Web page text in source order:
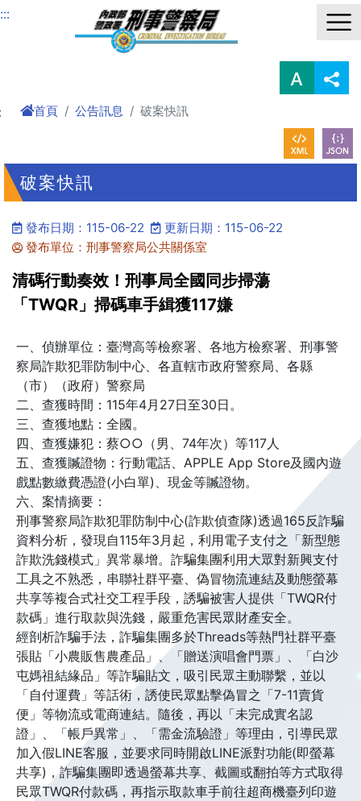
進入內容區塊
:::
首頁 公告訊息 破案快訊
破案快訊
發布日期：115-06-22
更新日期：115-06-22
發布單位：刑事警察局公共關係室
清碼行動奏效！刑事局全國同步掃蕩
「TWQR」掃碼車手緝獲117嫌
一、偵辦單位：臺灣高等檢察署、各地方檢察署、刑事警
察局詐欺犯罪防制中心、各直轄市政府警察局、各縣
（市）（政府）警察局
二、查獲時間：115年4月27日至30日。
三、查獲地點：全國。
四、查獲嫌犯：蔡○○（男、74年次）等117人
五、查獲贓證物：行動電話、APPLE App Store及國內遊
戲點數繳費憑證(小白單)、現金等贓證物。
六、案情摘要：
刑事警察局詐欺犯罪防制中心(詐欺偵查隊)透過165反詐騙
資料分析，發現自115年3月起，利用電子支付之「新型態
詐欺洗錢模式」異常暴增。詐騙集團利用大眾對新興支付
工具之不熟悉，串聯社群平臺、偽冒物流連結及動態螢幕
共享等複合式社交工程手段，誘騙被害人提供「TWQR付
款碼」進行取款與洗錢，嚴重危害民眾財產安全。
經剖析詐騙手法，詐騙集團多於Threads等熱門社群平臺
張貼「小農販售農產品」、「贈送演唱會門票」、「白沙
屯媽祖結緣品」等詐騙貼文，吸引民眾主動聯繫，並以
「自付運費」等話術，誘使民眾點擊偽冒之「7-11賣貨
便」等物流或電商連結。隨後，再以「未完成實名認
證」、「帳戶異常」、「需金流驗證」等理由，引導民眾
加入假LINE客服，並要求同時開啟LINE派對功能(即螢幕
共享)，詐騙集團即透過螢幕共享、截圖或翻拍等方式取得
民眾TWQR付款碼，再指示取款車手前往超商機臺列印遊